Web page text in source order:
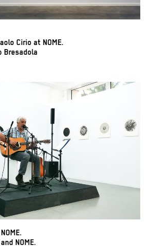
Cirio at NOME.
Bresadola
NOME.